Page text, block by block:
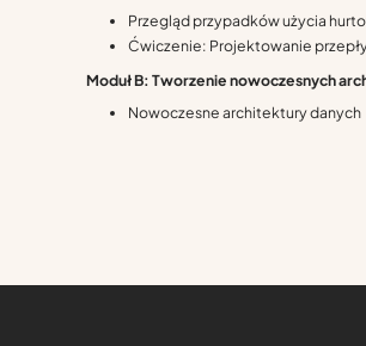
Przegląd przypadków użycia
Ćwiczenie: Projektowanie
Moduł B: Tworzenie nowoczesnych
Nowoczesne architektury danych